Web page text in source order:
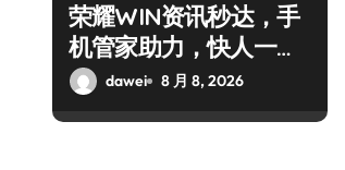
荣耀WIN资讯秒达，手
机管家助力，快人一步
抢先机！
dawei 8 月 8, 2026